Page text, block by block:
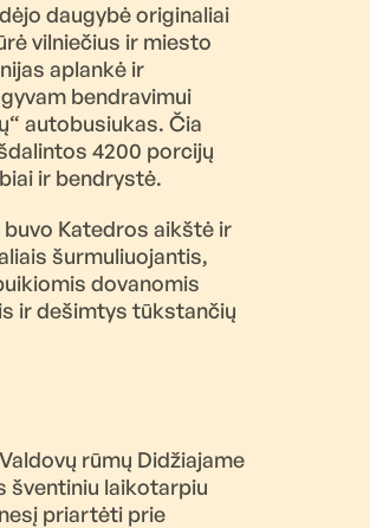
daugybė originaliai
vilniečius ir miesto
aplankė ir
bendravimui
autobusiukas. Čia
4200 porcijų
ir bendrystė.
Katedros aikštė ir
šurmuliuojantis,
dovanomis
ir dešimtys tūkstančių
rūmų Didžiajame
šventiniu laikotarpiu
priartėti prie